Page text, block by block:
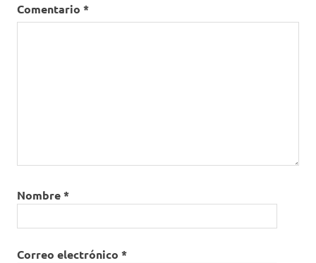
Comentario *
Nombre*
Correo electrónico *